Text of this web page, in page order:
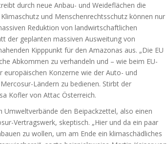
durch neue Anbau- und Weideflächen die
und Menschenrechtsschutz können nur
Reduktion von landwirtschaftlichen
der geplanten massiven Ausweitung von
Kipppunkt für den Amazonas aus. „Die EU
Abkommen zu verhandeln und – wie beim EU-
Konzerne wie der Auto- und
Ländern zu bedienen. Stirbt der
Kofler von Attac Österreich.
den Beipackzettel, also einen
Vertragswerk, skeptisch. „Hier und da ein paar
zu wollen, um am Ende ein klimaschädliches